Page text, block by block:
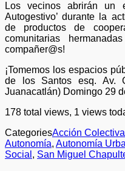
Los vecinos abrirán un
Autogestivo’ durante la
de productos de
comunitarias
compañer@s!
¡Tomemos los espacios
de los Santos esq. Av.
Juanacatlán) Domingo 29
178 total views, 1 views
CategoriesAcción
Autonomía, Autonomía
Social , San Miguel